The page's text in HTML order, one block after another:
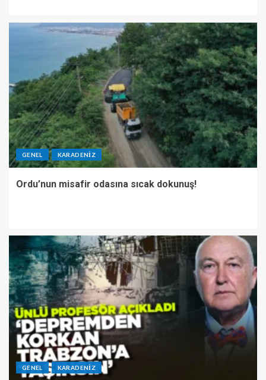
GENEL KARADENIZ
Ordu’nun misafir odasına sıcak dokunuş!
GENEL KARADENIZ